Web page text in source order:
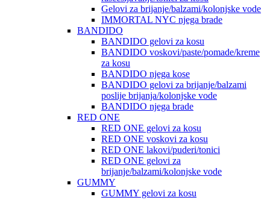
Gelovi za brijanje/balzami/kolonjske vode
IMMORTAL NYC njega brade
BANDIDO
BANDIDO gelovi za kosu
BANDIDO voskovi/paste/pomade/kreme
za kosu
BANDIDO njega kose
BANDIDO gelovi za brijanje/balzami
poslije brijanja/kolonjske vode
BANDIDO njega brade
RED ONE
RED ONE gelovi za kosu
RED ONE voskovi za kosu
RED ONE lakovi/puderi/tonici
RED ONE gelovi za
brijanje/balzami/kolonjske vode
GUMMY
GUMMY gelovi za kosu